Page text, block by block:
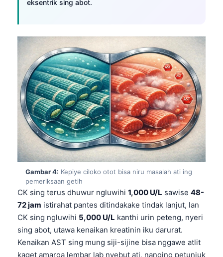
eksentrik sing abot.
Gambar 4: Kepiye ciloko otot bisa niru masalah ati ing
pemeriksaan getih
CK sing terus dhuwur ngluwihi 1,000 U/L sawise 48-
72 jam istirahat pantes ditindakake tindak lanjut, lan
CK sing ngluwihi 5,000 U/L kanthi urin peteng, nyeri
sing abot, utawa kenaikan kreatinin iku darurat.
Kenaikan AST sing mung siji-sijine bisa nggawe atlit
kaget amarga lembar lab nyebut ati, nanging petunjuk